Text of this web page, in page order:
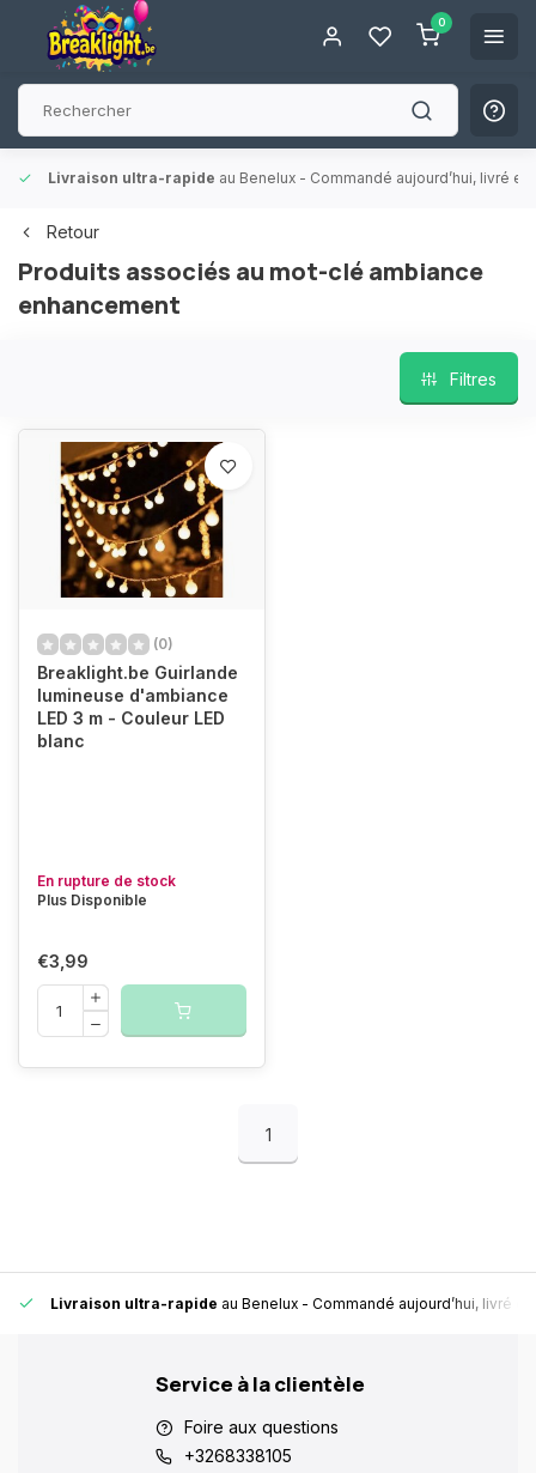
0
Livraison ultra-rapide au Benelux - Commandé aujourd’hui, livré
Retour
Produits associés au mot-clé ambiance
enhancement
Filtres
(0)
Breaklight.be Guirlande
lumineuse d'ambiance
LED 3 m - Couleur LED
blanc
En rupture de stock
Plus Disponible
€3,99
1
Livraison ultra-rapide au Benelux - Commandé aujourd’hui, livré
Service à la clientèle
Foire aux questions
+3268338105